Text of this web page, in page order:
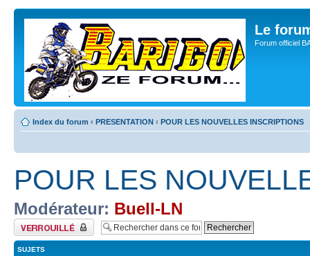
Le
Forum officiel
Index du forum ‹ PRESENTATION ‹ POUR LES NOUVELLES INSCRIPTIONS
POUR LES
Modérateur: Buell-LN
Forum verrouillé
SUJETS